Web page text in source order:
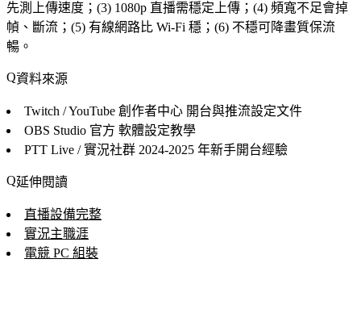
先測上傳速度；(3) 1080p 直播需穩定上傳；(4) 頻寬不足會掉
幀、斷流；(5) 有線網路比 Wi-Fi 穩；(6) 不穩可降畫質保流
暢。
資料來源
Twitch / YouTube 創作者中心 開台與推流設定文件
OBS Studio 官方 軟體設定教學
PTT Live / 實況社群 2024-2025 年新手開台經驗
延伸閱讀
直播設備完整
實況主職涯
電競 PC 組裝